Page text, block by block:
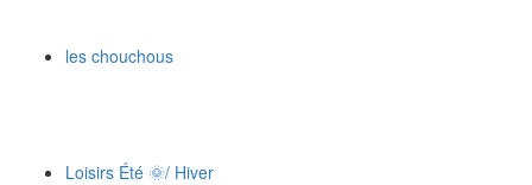
les chouchous
Loisirs Été 🌞/ Hiver